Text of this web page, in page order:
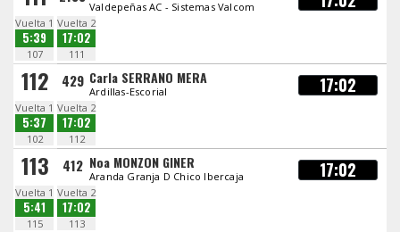
Valdepeñas AC - Sistemas Valcom
Vuelta 1
5:39
107
Vuelta 2
17:02
111
112 429 Carla SERRANO MERA
Ardillas-Escorial 17:02
Vuelta 1
5:37
102
Vuelta 2
17:02
112
113 412 Noa MONZON GINER
Aranda Granja D Chico Ibercaja 17:02
Vuelta 1
5:41
115
Vuelta 2
17:02
113